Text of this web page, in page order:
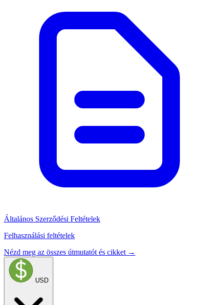
Általános Szerződési Feltételek
Felhasználási feltételek
Nézd meg az összes útmutatót és cikket →
USD